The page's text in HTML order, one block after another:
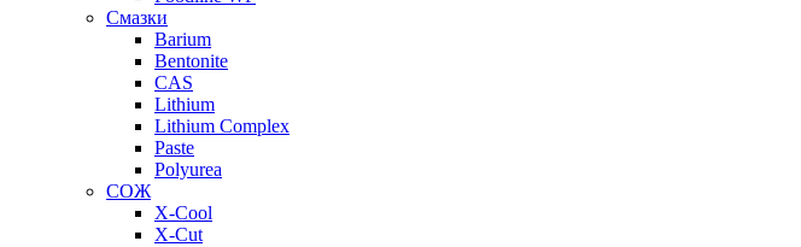
Смазки
Barium
Bentonite
CAS
Lithium
Lithium Complex
Paste
Polyurea
СОЖ
X-Cool
X-Cut